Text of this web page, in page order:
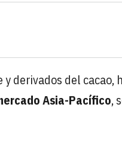
derivados del cacao,
Asia-Pacífico,